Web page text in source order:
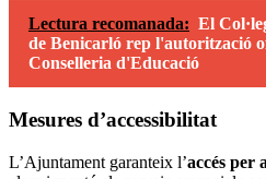
Lectura recomanada: El
de Benicarló rep l'autorització
Conselleria d'Educació
Mesures d’accessibilitat
L’Ajuntament garanteix l’accés per